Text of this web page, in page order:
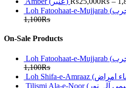
₨
1,100
On-Sale Products
₨
1,100